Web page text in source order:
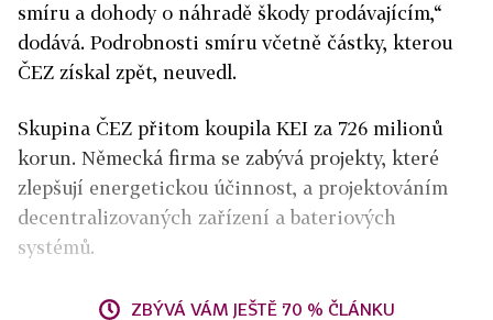
smíru a dohody o náhradě škody prodávajícím,“
dodává. Podrobnosti smíru včetně částky, kterou
ČEZ získal zpět, neuvedl.
Skupina ČEZ přitom koupila KEI za 726 milionů
korun. Německá firma se zabývá projekty, které
zlepšují energetickou účinnost, a projektováním
decentralizovaných zařízení a bateriových
systémů.
ZBÝVÁ VÁM JEŠTĚ 70 % ČLÁNKU